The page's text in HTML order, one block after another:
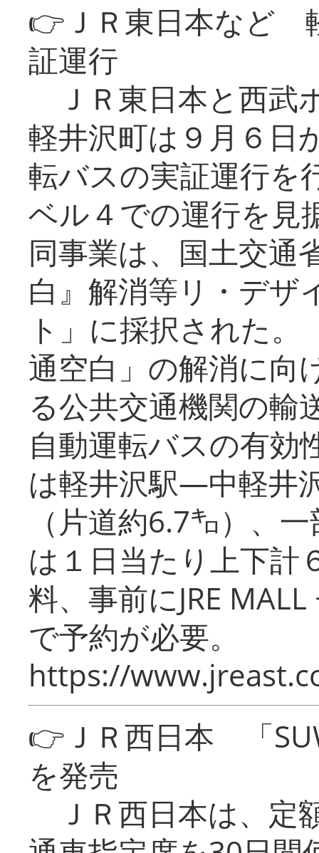
👉ＪＲ東日本など
証運行
ＪＲ東日本と西武
軽井沢町は９月６日
転バスの実証運行を
ベル４での運行を見
同事業は、国土交通
白』解消等リ・デザ
ト」に採択された
通空白」の解消に向
る公共交通機関の輸
自動運転バスの有効
は軽井沢駅―中軽井
（片道約6.7㌔）、
は１日当たり上下計
料、事前にJRE
で予約が必要。
https://
👉ＪＲ西日本 「
を発売
ＪＲ西日本は、定